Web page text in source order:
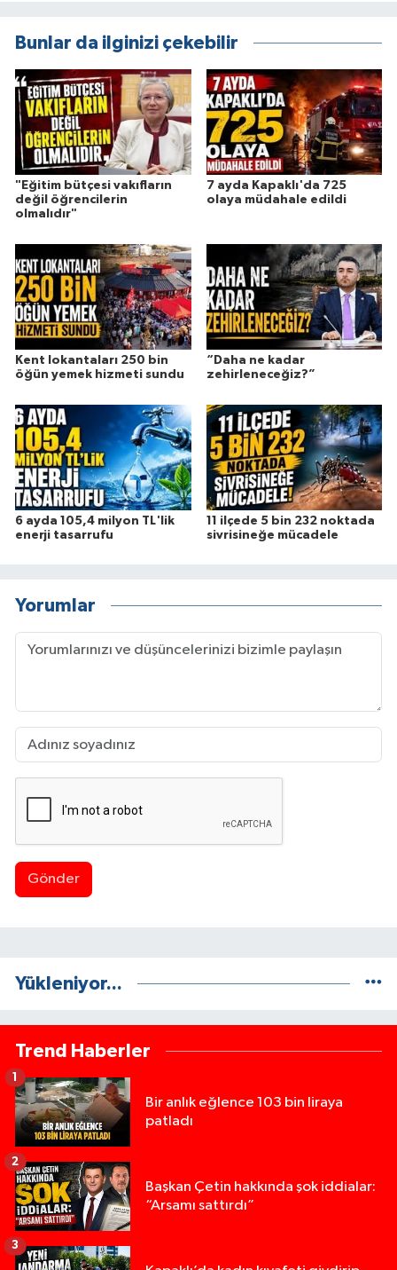
Bunlar da ilginizi çekebilir
"Eğitim bütçesi vakıfların
değil öğrencilerin
olmalıdır"
7 ayda Kapaklı'da 725
olaya müdahale edildi
Kent lokantaları 250 bin
öğün yemek hizmeti sundu
“Daha ne kadar
zehirleneceğiz?”
6 ayda 105,4 milyon TL'lik
enerji tasarrufu
11 ilçede 5 bin 232 noktada
sivrisineğe mücadele
Yorumlar
Gönder
Yükleniyor...
Trend Haberler
Bir anlık eğlence 103 bin liraya
patladı
1
Başkan Çetin hakkında şok iddialar:
“Arsamı sattırdı”
2
3